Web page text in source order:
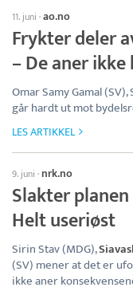
11. juni ·ao.no
Frykter deler
– De aner
Omar Samy Gamal
går hardt ut mot
LES ARTIKKEL
9. juni · nrk.no
Slakter
Helt useriøst
Sirin Stav (MDG),
(SV) mener at det er
ikke aner